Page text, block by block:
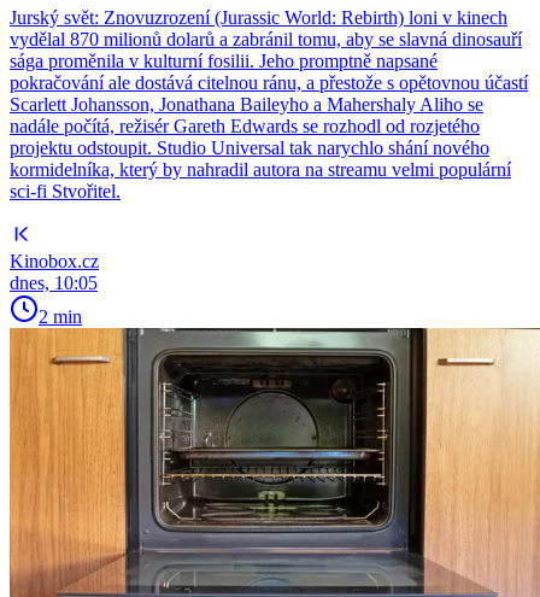
Jurský svět: Znovuzrození (Jurassic World: Rebirth) loni v kinech
vydělal 870 milionů dolarů a zabránil tomu, aby se slavná dinosauří
sága proměnila v kulturní fosilii. Jeho promptně napsané
pokračování ale dostává citelnou ránu, a přestože s opětovnou účastí
Scarlett Johansson, Jonathana Baileyho a Mahershaly Aliho se
nadále počítá, režisér Gareth Edwards se rozhodl od rozjetého
projektu odstoupit. Studio Universal tak narychlo shání nového
kormidelníka, který by nahradil autora na streamu velmi populární
sci-fi Stvořitel.
Kinobox.cz
dnes, 10:05
2 min